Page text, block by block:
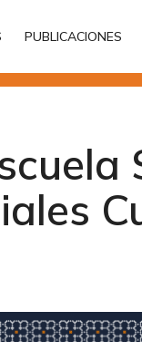
PUBLICACIONES